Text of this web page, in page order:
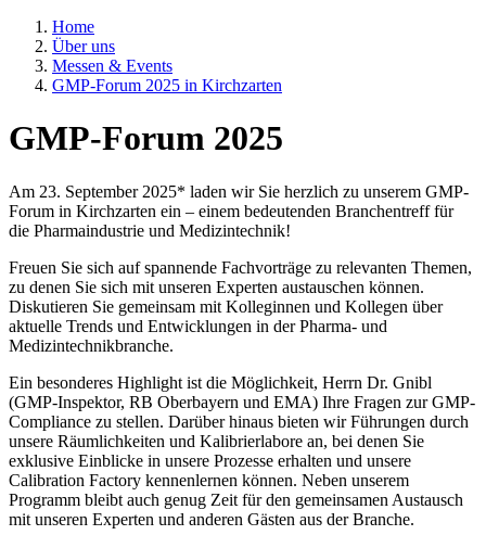
Home
Über uns
Messen & Events
GMP-Forum 2025 in Kirchzarten
GMP-Forum 2025
Am 23. September 2025* laden wir Sie herzlich zu unserem GMP-
Forum in Kirchzarten ein – einem bedeutenden Branchentreff für
die Pharmaindustrie und Medizintechnik!
Freuen Sie sich auf spannende Fachvorträge zu relevanten Themen,
zu denen Sie sich mit unseren Experten austauschen können.
Diskutieren Sie gemeinsam mit Kolleginnen und Kollegen über
aktuelle Trends und Entwicklungen in der Pharma- und
Medizintechnikbranche.
Ein besonderes Highlight ist die Möglichkeit, Herrn Dr. Gnibl
(GMP-Inspektor, RB Oberbayern und EMA) Ihre Fragen zur GMP-
Compliance zu stellen. Darüber hinaus bieten wir Führungen durch
unsere Räumlichkeiten und Kalibrierlabore an, bei denen Sie
exklusive Einblicke in unsere Prozesse erhalten und unsere
Calibration Factory kennenlernen können. Neben unserem
Programm bleibt auch genug Zeit für den gemeinsamen Austausch
mit unseren Experten und anderen Gästen aus der Branche.